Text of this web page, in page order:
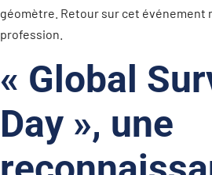
géomètre. Retour sur cet événement
profession.
« Global
Day », une